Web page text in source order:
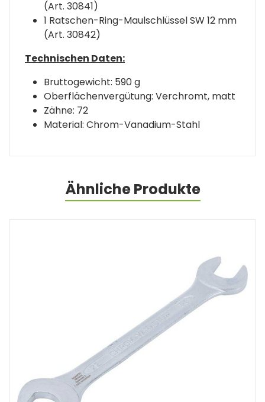
(Art. 30841)
1 Ratschen-Ring-Maulschlüssel SW 12 mm
(Art. 30842)
Technischen Daten:
Bruttogewicht: 590 g
Oberflächenvergütung: Verchromt, matt
Zähne: 72
Material: Chrom-Vanadium-Stahl
Ähnliche Produkte